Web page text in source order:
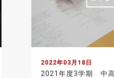
2022年03月18日
2021年度3学期 中